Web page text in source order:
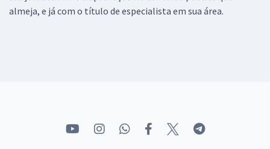
almeja, e já com o título de especialista em sua área.